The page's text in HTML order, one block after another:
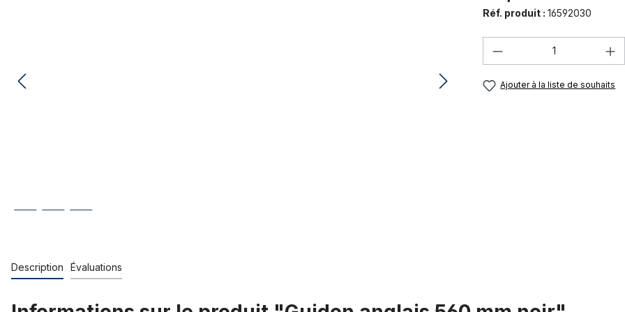
Réf. produit : 16592030
Quantité de
Ajouter à la liste de souhaits
Description Évaluations